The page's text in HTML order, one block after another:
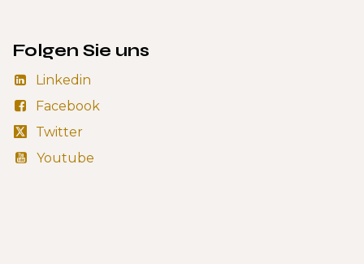
Folgen Sie uns
Linkedin
Facebook
Twitter
Youtube